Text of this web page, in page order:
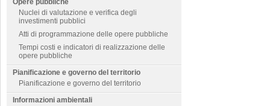
Opere pubbliche
Nuclei di valutazione e verifica degli
investimenti pubblici
Atti di programmazione delle opere pubbliche
Tempi costi e indicatori di realizzazione delle
opere pubbliche
Pianificazione e governo del territorio
Pianificazione e governo del territorio
Informazioni ambientali